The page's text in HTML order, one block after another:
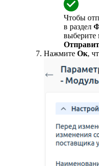
Чтобы
в раздел
выберите
Нажмите Ок,